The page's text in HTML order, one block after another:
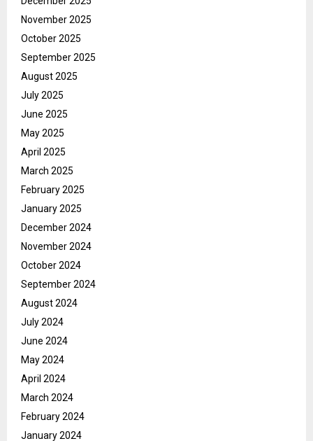
November 2025
October 2025
September 2025
August 2025
July 2025
June 2025
May 2025
April 2025
March 2025
February 2025
January 2025
December 2024
November 2024
October 2024
September 2024
August 2024
July 2024
June 2024
May 2024
April 2024
March 2024
February 2024
January 2024